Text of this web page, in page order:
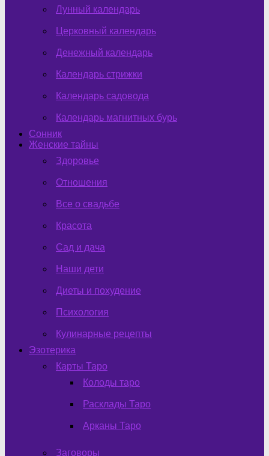
Лунный календарь
Церковный календарь
Денежный календарь
Календарь стрижки
Календарь садовода
Календарь магнитных бурь
Сонник
Женские тайны
Здоровье
Отношения
Все о свадьбе
Красота
Сад и дача
Наши дети
Диеты и похудение
Психология
Кулинарные рецепты
Эзотерика
Карты Таро
Колоды таро
Расклады Таро
Арканы Таро
Заговоры